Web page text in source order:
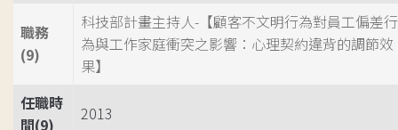
職務
(9)
科技部計畫主持人-【顧客不文明行為對員工偏差行
為與工作家庭衝突之影響：心理契約違背的調節效
果】
任職時
間(9)
2013